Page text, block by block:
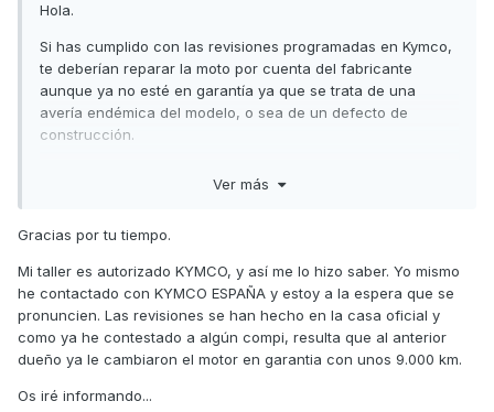
Hola.
Si has cumplido con las revisiones programadas en Kymco,
te deberían reparar la moto por cuenta del fabricante
aunque ya no esté en garantía ya que se trata de una
avería endémica del modelo, o sea de un defecto de
construcción.
Kymco y solicitar esa intervención, en caso contrario te
correctamente la situación y lo presentes en la oficina del
en contacto con Kymco España y mediarán en el caso,
muchas veces suele funcionar.
Un saludo
Ver más
Gracias por tu tiempo.
Mi taller es autorizado KYMCO, y así me lo hizo saber. Yo mismo
he contactado con KYMCO ESPAÑA y estoy a la espera que se
pronuncien. Las revisiones se han hecho en la casa oficial y
como ya he contestado a algún compi, resulta que al anterior
dueño ya le cambiaron el motor en garantia con unos 9.000 km.
Os iré informando...